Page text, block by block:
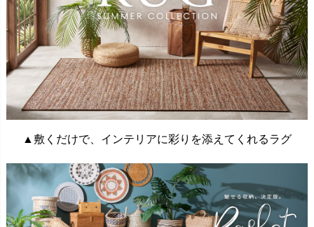
▲敷くだけで、インテリアに彩りを添えてくれるラグ